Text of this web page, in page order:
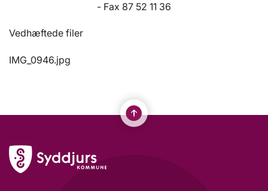
- Fax 87 52 11 36
Vedhæftede filer
IMG_0946.jpg